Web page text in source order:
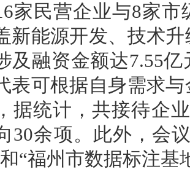
家民营企业与8家
新能源开发、技术
及融资金额达7.55
表可根据自身需求
据统计，共接待企
30余项。此外，会
“福州市数据标注基